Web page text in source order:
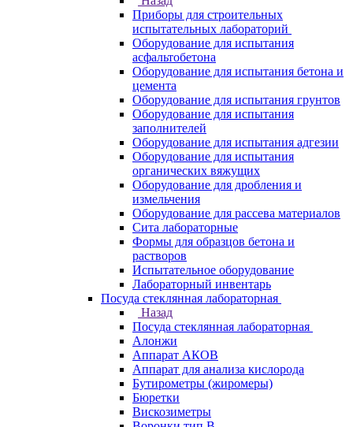
Приборы для строительных
испытательных лабораторий
Оборудование для испытания
асфальтобетона
Оборудование для испытания бетона и
цемента
Оборудование для испытания грунтов
Оборудование для испытания
заполнителей
Оборудование для испытания адгезии
Оборудование для испытания
органических вяжущих
Оборудование для дробления и
измельчения
Оборудование для рассева материалов
Сита лабораторные
Формы для образцов бетона и
растворов
Испытательное оборудование
Лабораторный инвентарь
Посуда стеклянная лабораторная
Назад
Посуда стеклянная лабораторная
Алонжи
Аппарат АКОВ
Аппарат для анализа кислорода
Бутирометры (жиромеры)
Бюретки
Вискозиметры